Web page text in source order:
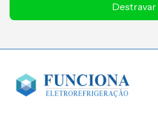
Destravar